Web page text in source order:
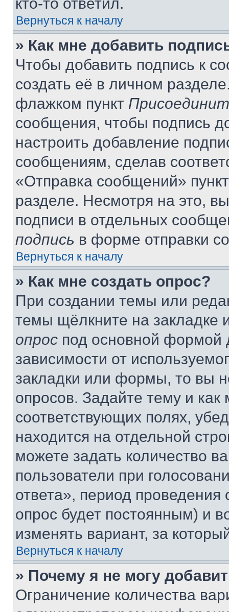
Вернуться к началу
» Как мне добавить
Чтобы добавить подпись к
создать её в личном
флажком пункт
сообщения, чтобы подпись
настроить добавление
сообщениям, сделав
«Отправка сообщений»
разделе. Несмотря на это,
подписи в отдельных
подпись в форме отправки
Вернуться к началу
» Как мне создать опрос?
При создании темы или
темы щёлкните на
опрос под основной формой
зависимости от
закладки или формы, то вы
опросов. Задайте тему и
соответствующих полях,
находится на отдельной
можете задать количество
пользователи при
ответа», период проведения
опрос будет постоянным) и
изменять вариант, за
Вернуться к началу
» Почему я не могу
Ограничение количества